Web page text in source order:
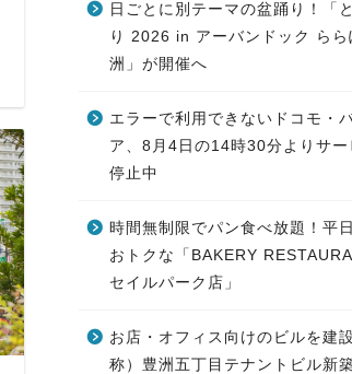
日ごとに別テーマの盆踊り！「
り 2026 in アーバンドック らら
洲」が開催へ
エラーで利用できないドコモ・
ア、8月4日の14時30分よりサー
停止中
時間無制限でパン食べ放題！平
おトクな「BAKERY
セイルパーク店」
お店・オフィス向けのビルを建
称）豊洲五丁目テナントビル新